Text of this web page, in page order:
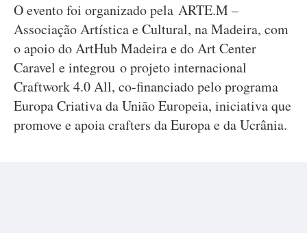
O evento foi organizado pela ARTE.M –
Associação Artística e Cultural, na Madeira, com
o apoio do ArtHub Madeira e do Art Center
Caravel e integrou o projeto internacional
Craftwork 4.0 All, co-financiado pelo programa
Europa Criativa da União Europeia, iniciativa que
promove e apoia crafters da Europa e da Ucrânia.